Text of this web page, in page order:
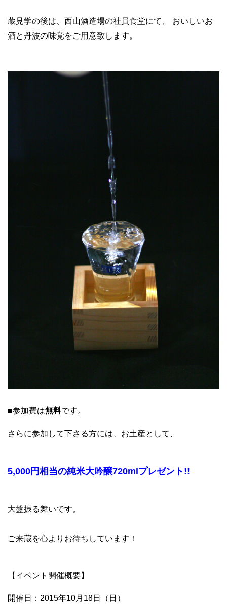
蔵見学の後は、西山酒造場の社員食堂にて、
おいしいお
酒と丹波の味覚をご用意致します。
■参加費は無料です。
さらに参加して下さる方には、お土産として、
5,000円相当の純米大吟醸720mlプレゼント!!
大盤振る舞いです。
ご来蔵を心よりお待ちしています！
【イベント開催概要】
開催日：2015年10月18日（日）